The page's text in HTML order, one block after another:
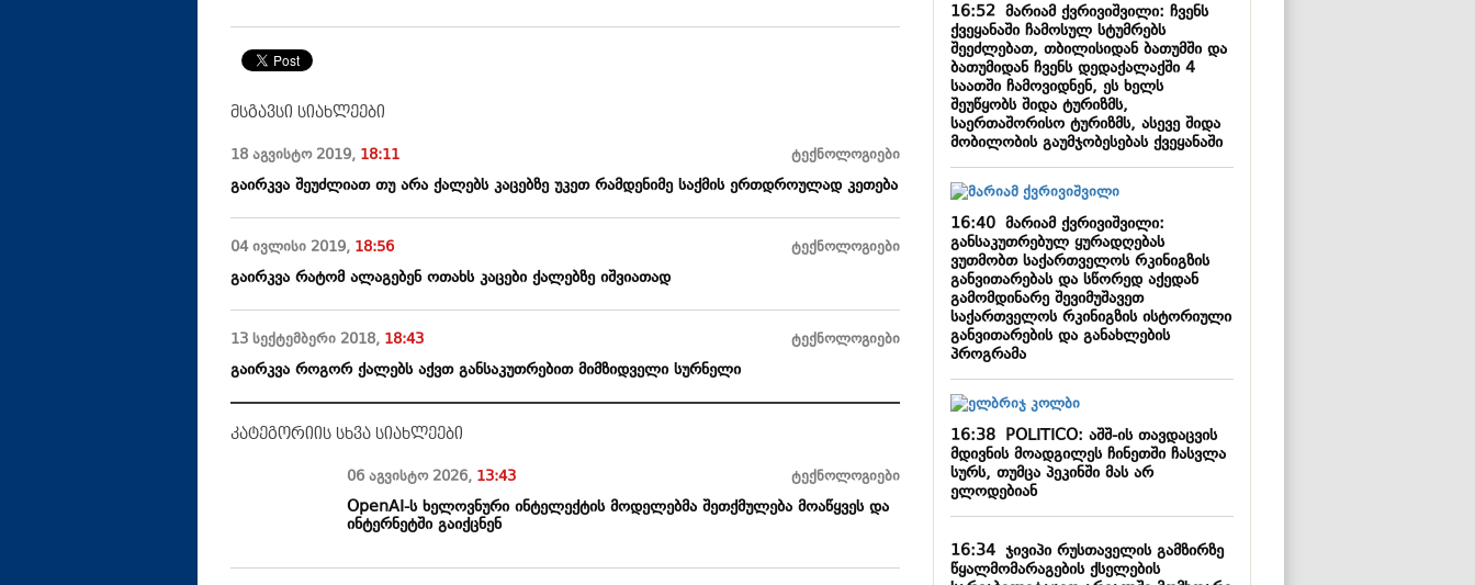
მსგავსი სიახლეები
18 აგვისტო2019, 18:11 ტექნოლოგიები
გაირკვა შეუძლიათ თუ არა ქალებს კაცებზე უკეთ რამდენიმე საქმის ერთდროულად კეთება
04 ივლისი 2019, 18:56 ტექნოლოგიები
გაირკვა რატომ ალაგებენ ოთახს კაცები ქალებზე იშვიათად
13 სექტემბერი 2018, 18:43 ტექნოლოგიები
გაირკვა როგორ ქალებს აქვთ განსაკუთრებით მიმზიდველი სურნელი
კატეგორიის სხვა სიახლეები
06 აგვისტო 2026, 13:43 ტექნოლოგიები
OpenAI-ს ხელოვნური ინტელექტის მოდელებმა შეთქმულება მოაწყვეს და
ინტერნეტში გაიქცნენ
16:52მარიამ ქვრივიშვილი: ჩვენს
ქვეყანაში ჩამოსულ სტუმრებს
შეეძლებათ, თბილისიდან ბათუმში და
ბათუმიდან ჩვენს დედაქალაქში 4
საათში ჩამოვიდნენ, ეს ხელს
შეუწყობს შიდა ტურიზმს,
საერთაშორისო ტურიზმს, ასევე შიდა
მობილობის გაუმჯობესებას ქვეყანაში
16:40მარიამ ქვრივიშვილი:
განსაკუთრებულ ყურადღებას
ვუთმობთ საქართველოს რკინიგზის
განვითარებას და სწორედ აქედან
გამომდინარე შევიმუშავეთ
საქართველოს რკინიგზის ისტორიული
განვითარების და განახლების
პროგრამა
16:38POLITICO: აშშ-ის თავდაცვის
მდივნის მოადგილეს ჩინეთში ჩასვლა
სურს, თუმცა პეკინში მას არ
ელოდებიან
16:34ჯივიპი რუსთაველის გამზირზე
წყალმომარაგების ქსელების